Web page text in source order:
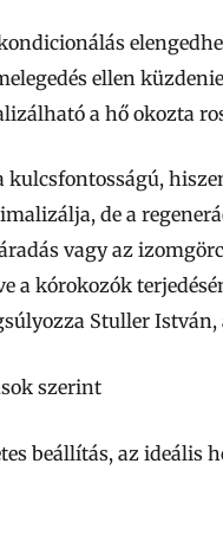
ellen
a hő okozta
de a
vagy az
a kórokozók
Stuller
szerint
beállítás, az ideális